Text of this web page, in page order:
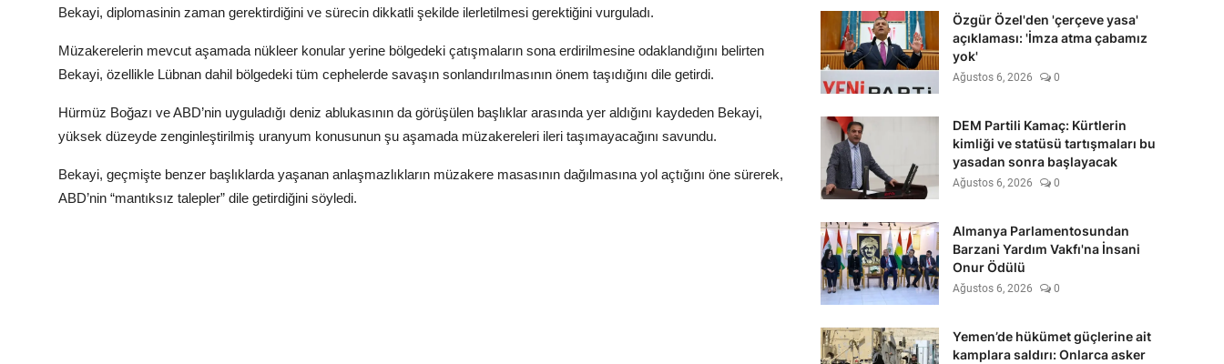
Bekayi, diplomasinin zaman gerektirdiğini ve sürecin dikkatli şekilde ilerletilmesi gerektiğini vurguladı.
Müzakerelerin mevcut aşamada nükleer konular yerine bölgedeki çatışmaların sona erdirilmesine odaklandığını belirten
Bekayi, özellikle Lübnan dahil bölgedeki tüm cephelerde savaşın sonlandırılmasının önem taşıdığını dile getirdi.
Hürmüz Boğazı ve ABD’nin uyguladığı deniz ablukasının da görüşülen başlıklar arasında yer aldığını kaydeden Bekayi,
yüksek düzeyde zenginleştirilmiş uranyum konusunun şu aşamada müzakereleri ileri taşımayacağını savundu.
Bekayi, geçmişte benzer başlıklarda yaşanan anlaşmazlıkların müzakere masasının dağılmasına yol açtığını öne sürerek,
ABD’nin “mantıksız talepler” dile getirdiğini söyledi.
Özgür Özel'den 'çerçeve yasa'
açıklaması: 'İmza atma çabamız
yok'
Ağustos 6, 2026 0
DEM Partili Kamaç: Kürtlerin
kimliği ve statüsü tartışmaları bu
yasadan sonra başlayacak
Ağustos 6, 2026 0
Almanya Parlamentosundan
Barzani Yardım Vakfı'na İnsani
Onur Ödülü
Ağustos 6, 2026 0
Yemen’de hükümet güçlerine ait
kamplara saldırı: Onlarca asker